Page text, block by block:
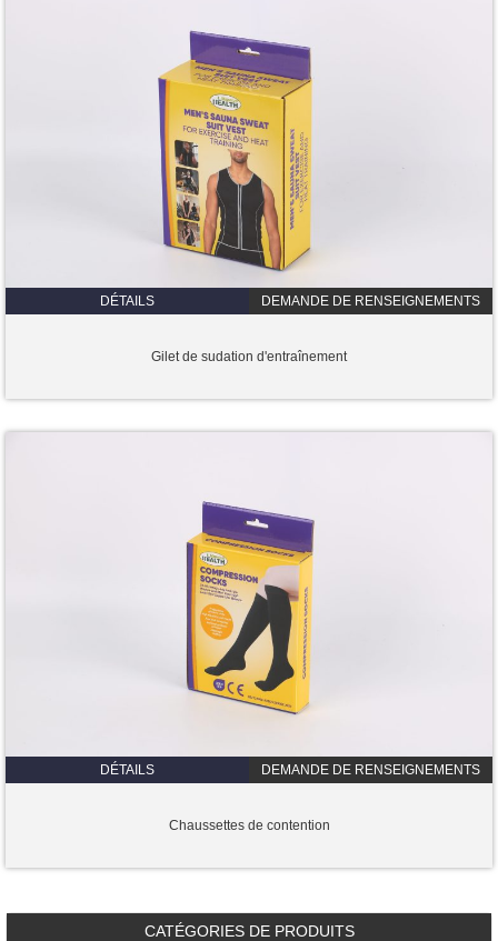
DÉTAILS DEMANDE DE RENSEIGNEMENTS
Gilet de sudation d'entraînement
DÉTAILS DEMANDE DE RENSEIGNEMENTS
Chaussettes de contention
CATÉGORIES DE PRODUITS